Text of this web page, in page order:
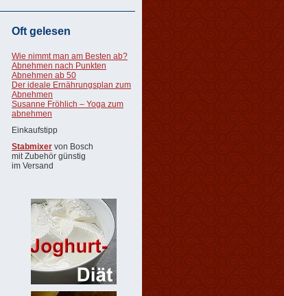
Oft gelesen
Wie nimmt man am Besten ab?
Abnehmen nach Punkten
Abnehmen ab 50
Der ideale Ernährungsplan zum
Abnehmen
Susanne Fröhlich – Yoga zum
abnehmen
Einkaufstipp
Stabmixer von Bosch
mit Zubehör günstig
im Versand